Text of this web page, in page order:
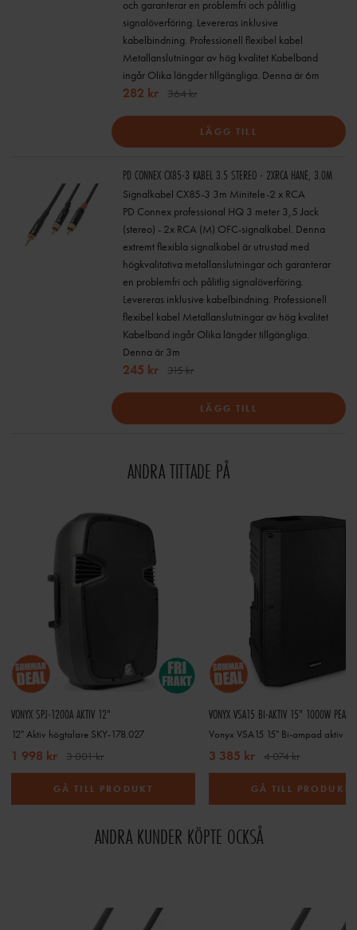
och garanterar en problemfri och pålitlig
signalöverföring. Levereras inklusive
kabelbindning. Professionell flexibel kabel
Metallanslutningar av hög kvalitet Kabelband
ingår Olika längder tillgängliga. Denna är 6m
282 kr 364 kr
LÄGG TILL
PD CONNEX CX85-3 KABEL 3.5 STEREO - 2XRCA HANE, 3.0M
Signalkabel CX85-3 3m Minitele-2 x RCA
PD Connex professional HQ 3 meter 3,5 Jack
(stereo) - 2x RCA (M) OFC-signalkabel. Denna
extremt flexibla signalkabel är utrustad med
högkvalitativa metallanslutningar och garanterar
en problemfri och pålitlig signalöverföring.
Levereras inklusive kabelbindning. Professionell
flexibel kabel Metallanslutningar av hög kvalitet
Kabelband ingår Olika längder tillgängliga.
Denna är 3m
245 kr 315 kr
LÄGG TILL
ANDRA TITTADE PÅ
VONYX SPJ-1200A AKTIV 12"
12" Aktiv högtalare SKY-178.027
1 998 kr 3 001 kr
GÅ TILL PRODUKT
VONYX VSA15 BI-AKTIV 15" 1000W PEAK
Vonyx VSA15 15" Bi-ampad aktiv
3 385 kr 4 074 kr
GÅ TILL PRODUKT
ANDRA KUNDER KÖPTE OCKSÅ